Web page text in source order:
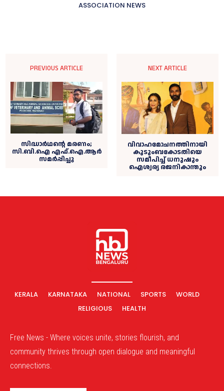
ASSOCIATION NEWS
PREVIOUS ARTICLE
സിദ്ധാര്‍ഥന്റെ മരണം;
സി.ബി.ഐ എഫ്.ഐ.ആർ
സമർപ്പിച്ചു
NEXT ARTICLE
വിവാഹമോചനത്തിനായി
കുടുംബകോടതിയെ
സമീപിച്ച് ധനുഷും
ഐശ്വര്യ രജനികാന്തും
KERALA KARNATAKA NATIONAL SPORTS
WORLD
RELIGIOUS
HEALTH
Free News - Where voices unite, stories flourish, and
community thrives through open dialogue and meaningful
connections.